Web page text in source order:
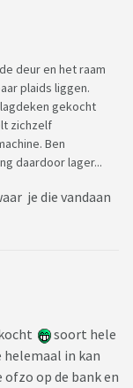
deur en het raam
plaids liggen.
gekocht
zichzelf
Ben
daardoor lager...
je die vandaan
soort hele
in kan
op de bank en